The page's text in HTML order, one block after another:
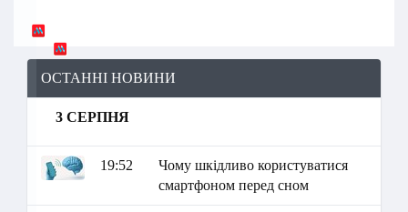
ОСТАННІ НОВИНИ
3 СЕРПНЯ
19:52
Чому шкідливо користуватися
смартфоном перед сном